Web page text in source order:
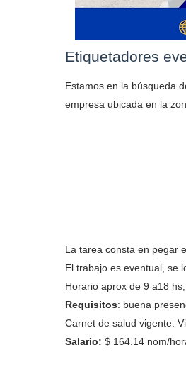
Etiquetadores
Estamos en la búsqueda
empresa ubicada en la
La tarea consta en pegar
El trabajo es eventual, se
Horario aprox de 9 a18
Requisitos: buena
Carnet de salud vigente.
Salario: $ 164.14 nom/